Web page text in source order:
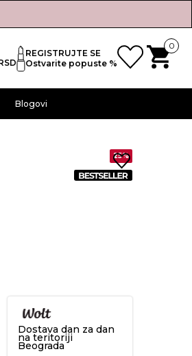
REGISTRUJTE SE
Ostvarite popuste %
0
Blogovi
25%
Dostava dan za dan
na teritoriji
Beograda